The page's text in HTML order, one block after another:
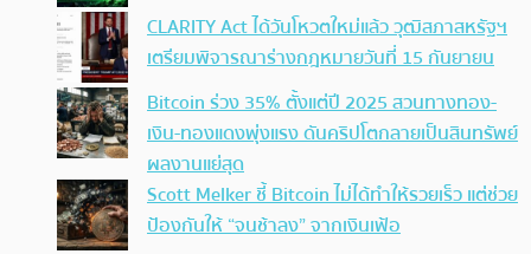
CLARITY Act ได้วันโหวตใหม่แล้ว วุฒิสภาสหรัฐฯ
เตรียมพิจารณาร่างกฎหมายวันที่ 15 กันยายน
Bitcoin ร่วง 35% ตั้งแต่ปี 2025 สวนทางทอง-
เงิน-ทองแดงพุ่งแรง ดันคริปโตกลายเป็นสินทรัพย์
ผลงานแย่สุด
Scott Melker ชี้ Bitcoin ไม่ได้ทำให้รวยเร็ว แต่ช่วย
ป้องกันให้ “จนช้าลง” จากเงินเฟ้อ